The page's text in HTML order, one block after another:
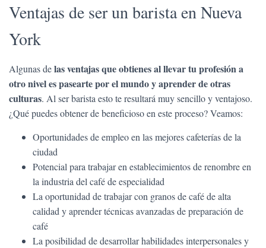
Ventajas de ser un barista en Nueva
York
Algunas delas ventajas que obtienes al llevar tu profesión a
otro nivel es pasearte por el mundo y aprender de otras
culturas. Al ser barista esto te resultará muy sencillo y ventajoso.
¿Qué puedes obtener de beneficioso en este proceso? Veamos:
Oportunidades de empleo en las mejores cafeterías de la
ciudad
Potencial para trabajar en establecimientos de renombre en
la industria del café de especialidad
La oportunidad de trabajar con granos de café de alta
calidad y aprender técnicas avanzadas de preparación de
café
La posibilidad de desarrollar habilidades interpersonales y